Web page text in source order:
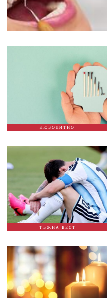
ЛЮБОПИТНО
ТЪЖНА ВЕСТ